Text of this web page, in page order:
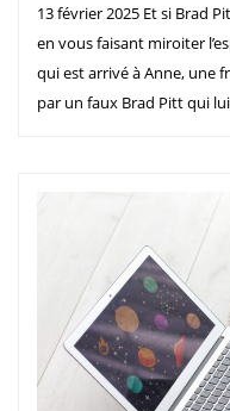
13 février 2025 Et si Brad
en vous faisant miroiter
qui est arrivé à Anne, une
par un faux Brad Pitt qui